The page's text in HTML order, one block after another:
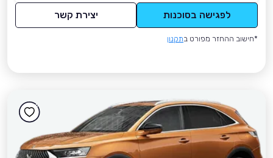
לפגישה בסוכנות יצירת קשר
*חישוב ההחזר מפורט בתקנון